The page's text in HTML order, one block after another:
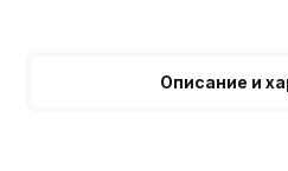
Описание и